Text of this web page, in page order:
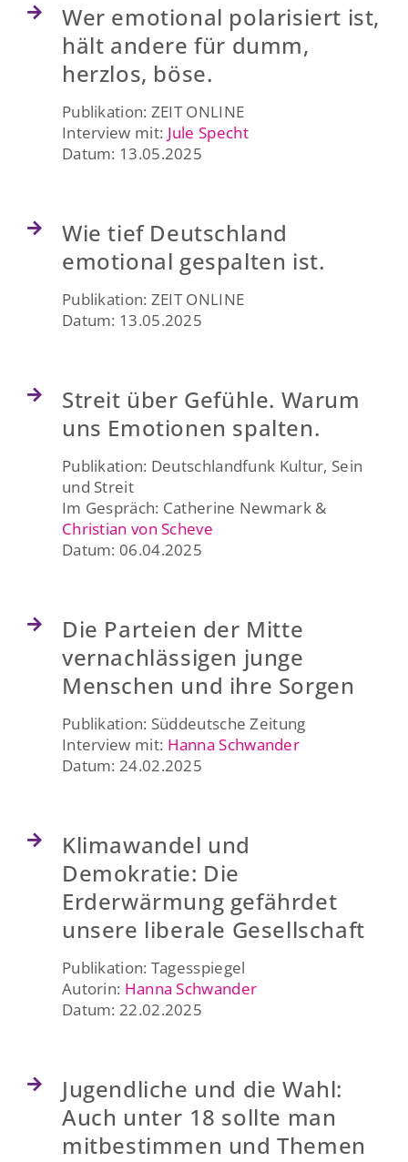
Wer emotional polarisiert ist,
hält andere für dumm,
herzlos, böse.
Publikation: ZEIT ONLINE
Interview mit: Jule Specht
Datum: 13.05.2025
Wie tief Deutschland
emotional gespalten ist.
Publikation: ZEIT ONLINE
Datum: 13.05.2025
Streit über Gefühle. Warum
uns Emotionen spalten.
Publikation: Deutschlandfunk Kultur, Sein
und Streit
Im Gespräch: Catherine Newmark &
Christian von Scheve
Datum: 06.04.2025
Die Parteien der Mitte
vernachlässigen junge
Menschen und ihre Sorgen
Publikation: Süddeutsche Zeitung
Interview mit: Hanna Schwander
Datum: 24.02.2025
Klimawandel und
Demokratie: Die
Erderwärmung gefährdet
unsere liberale Gesellschaft
Publikation: Tagesspiegel
Autorin: Hanna Schwander
Datum: 22.02.2025
Jugendliche und die Wahl:
Auch unter 18 sollte man
mitbestimmen und Themen